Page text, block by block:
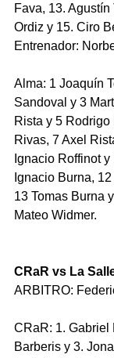
Fava, 13. Agustín
Ordiz y 15. Ciro
Entrenador:
Alma: 1 Joaquín
Sandoval y 3
Rista y 5
Rivas, 7 Axel
Ignacio Roffinot
Ignacio Burna,
13 Tomas Burna
Mateo Widmer.
CRaR vs La
ARBITRO:
CRaR: 1. Gabriel
Barberis y 3.